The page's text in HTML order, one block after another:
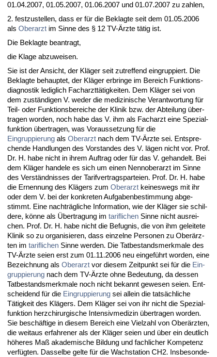
01.04.2007, 01.05.2007, 01.06.2007 und 01.07.2007 zu zah­len,
2. fest­zu­stel­len, dass er für die Be­klag­te seit dem 01.05.2006
als Ober­arzt im Sin­ne des § 12 TV-Ärz­te tätig ist.
Die Be­klag­te be­an­tragt,
die Kla­ge ab­zu­wei­sen.
Sie ist der An­sicht, der Kläger seit zu­tref­fend ein­grup­piert. Die
Be­klag­te be­haup­tet, der Kläger er­brin­ge im Be­reich Funk­ti­ons­
dia­gnos­tik le­dig­lich Fach­arzttätig­kei­ten. Dem Kläger sei von
dem zuständi­gen V. we­der die me­di­zi­ni­sche Ver­ant­wor­tung für
Teil- oder Funk­ti­ons­be­rei­che der Kli­nik bzw. der Ab­tei­lung über­
tra­gen wor­den, noch ha­be das V. ihm als Fach­arzt ei­ne Spe­zi­al­
funk­ti­on über­tra­gen, was Vor­aus­set­zung für die
Ein­grup­pie­rung als Ober­arzt nach dem TV-Ärz­te sei. Ent­spre­
chen­de Hand­lun­gen des Vor­stan­des des V. lägen nicht vor. Prof.
Dr. H. ha­be nicht in ih­rem Auf­trag oder für das V. ge­han­delt. Bei
dem Kläger han­de­le es sich um ei­nen Nen­no­ber­arzt im Sin­ne
des Verständ­nis­ses der Ta­rif­ver­trags­par­tei­en. Prof. Dr. H. ha­be
die Er­nen­nung des Klägers zum Ober­arzt kei­nes­wegs mit ihr
oder dem V. bei der kon­kre­ten Auf­ga­ben­be­stim­mung ab­ge­
stimmt. Ei­ne nachträgli­che In­for­ma­ti­on, wie der Kläger sie schil­
de­re, könne als Über­tra­gung im ta­rif­li­chen Sin­ne nicht aus­rei­
chen. Prof. Dr. H. ha­be nicht die Be­fug­nis, die von ihm ge­lei­te­te
Kli­nik so zu or­ga­ni­sie­ren, dass ein­zel­ne Per­so­nen zu Oberärz­
ten im ta­rif­li­chen Sin­ne wer­den. Die Tat­be­stands­merk­ma­le des
TV-Ärz­te sei­en erst zum 01.11.2006 neu ein­geführt wor­den, ei­ne
Be­zeich­nung als Ober­arzt vor die­sem Zeit­punkt sei für die Ein­
grup­pie­rung nach dem TV-Ärz­te oh­ne Be­deu­tung, da des­sen
Tat­be­stands­merk­ma­le noch nicht be­kannt ge­we­sen sei­en. Ent­
schei­dend für die Ein­grup­pie­rung sei al­lein die tatsächli­che
Tätig­keit des Klägers. Dem Kläger sei von ihr nicht die Spe­zi­al­
funk­ti­on herz­chir­ur­gi­sche In­ten­siv­me­di­zin über­tra­gen wor­den.
Sie beschäfti­ge in die­sem Be­reich ei­ne Viel­zahl von Oberärz­ten,
die weit­aus er­fah­re­ner als der Kläger sei­en und über ein deut­lich
höhe­res Maß aka­de­mi­sche Bil­dung und fach­li­cher Kom­pe­tenz
verfügten. Das­sel­be gel­te für die Wach­sta­ti­on CH2. Ins­be­son­de­